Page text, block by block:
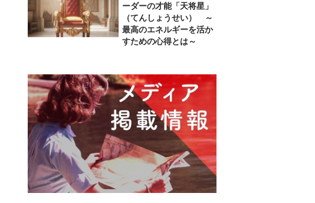
ーダーの才能「天将星」
（てんしょうせい） ～
最高のエネルギーを活か
すための心得とは～